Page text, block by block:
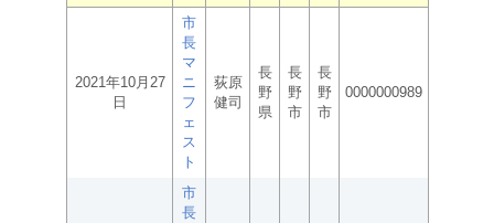
2021年10月27
日
市
長
マ
ニ
フ
ェ
ス
ト
荻原
健司
長
野
県
長
野
市
長
野
市
0000000989
市
長